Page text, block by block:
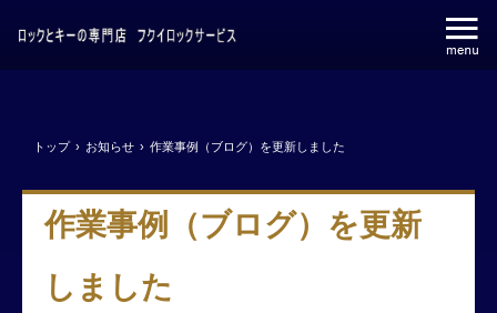
トップ › お知らせ › 作業事例（ブログ）を更新しました
作業事例（ブログ）を更新
しました